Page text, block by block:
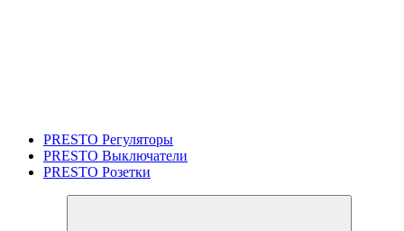
PRESTO Регуляторы
PRESTO Выключатели
PRESTO Розетки